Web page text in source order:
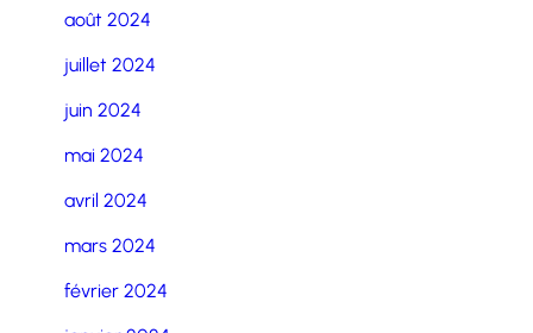
août 2024
juillet 2024
juin 2024
mai 2024
avril 2024
mars 2024
février 2024